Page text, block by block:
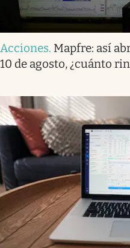
Acciones. Mapfre: así
10 de agosto, ¿cuánto